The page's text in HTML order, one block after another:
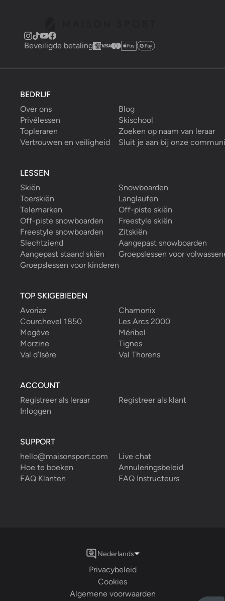
Beveiligde betaling
BEDRIJF
Over ons
Blog
Privélessen
Skischool
Topleraren
Zoeken op naam van leraar
Vertrouwen en veiligheid
Sluit je aan bij onze
LESSEN
Skiën
Snowboarden
Toerskiën
Langlaufen
Telemarken
Off-piste skiën
Off-piste snowboarden
Freestyle skiën
Freestyle snowboarden
Zitskiën
Slechtziend
Aangepast snowboarden
Aangepast staand skiën
Groepslessen voor
Groepslessen voor kinderen
TOP SKIGEBIEDEN
Avoriaz
Chamonix
Courchevel 1850
Les Arcs 2000
Megève
Méribel
Morzine
Tignes
Val d’Isère
Val Thorens
ACCOUNT
Registreer als leraar
Registreer als klant
Inloggen
SUPPORT
hello@maisonsport.com
Live chat
Hoe te boeken
Annuleringsbeleid
FAQ Klanten
FAQ Instructeurs
Algemene voorwaarden
Cookies
Privacybeleid
Nederlands